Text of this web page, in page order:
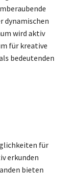
dynamischen
wird aktiv
für kreative
bedeutenden
für
erkunden
bieten